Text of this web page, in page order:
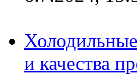
и качества